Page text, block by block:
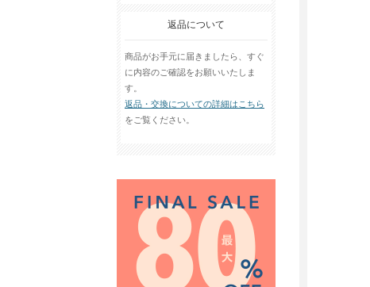
返品について
商品がお手元に届きましたら、すぐ
に内容のご確認をお願いいたしま
す。
返品・交換についての詳細はこちら
をご覧ください。